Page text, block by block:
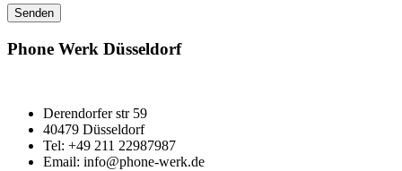
Phone Werk Düsseldorf
Derendorfer str 59
40479 Düsseldorf
Tel: +49 211 22987987
Email: info@phone-werk.de